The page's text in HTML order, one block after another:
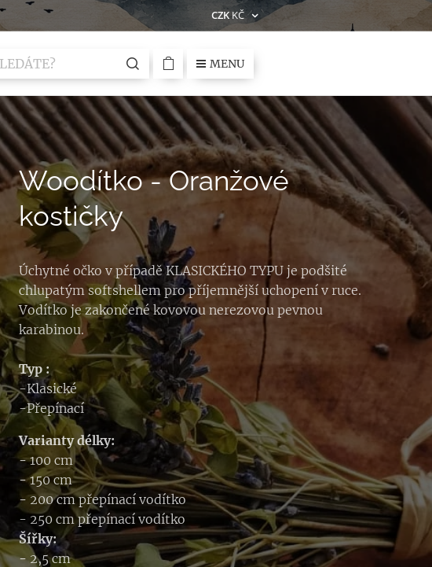
CZKKČ
MENU
Woodítko - Oranžové
kostičky
Úchytné očko v případě KLASICKÉHO TYPU je podšité
chlupatým softshellem pro příjemnější uchopení v ruce.
Vodítko je zakončené kovovou nerezovou pevnou
karabinou.
Typ :
-Klasické
-Přepínací
Varianty délky:
-100 cm
-150 cm
-200 cm přepínací vodítko
- 250 cm přepínací vodítko
Šířky:
-2,5 cm